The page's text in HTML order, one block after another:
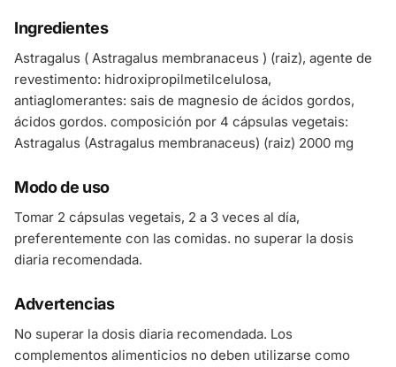
Ingredientes
Astragalus ( Astragalus membranaceus ) (raiz), agente de
revestimento: hidroxipropilmetilcelulosa,
antiaglomerantes: sais de magnesio de ácidos gordos,
ácidos gordos. composición por 4 cápsulas vegetais:
Astragalus (Astragalus membranaceus) (raiz) 2000 mg
Modo de uso
Tomar 2 cápsulas vegetais, 2 a 3 veces al día,
preferentemente con las comidas. no superar la dosis
diaria recomendada.
Advertencias
No superar la dosis diaria recomendada. Los
complementos alimenticios no deben utilizarse como